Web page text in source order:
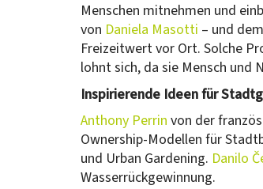
Menschen mitnehmen und
von Daniela Masotti – und dem
Freizeitwert vor Ort. Solche
lohnt sich, da sie Mensch und
Inspirierende Ideen für
Anthony Perrin von der
Ownership-Modellen für
und Urban Gardening. Danilo
Wasserrückgewinnung.